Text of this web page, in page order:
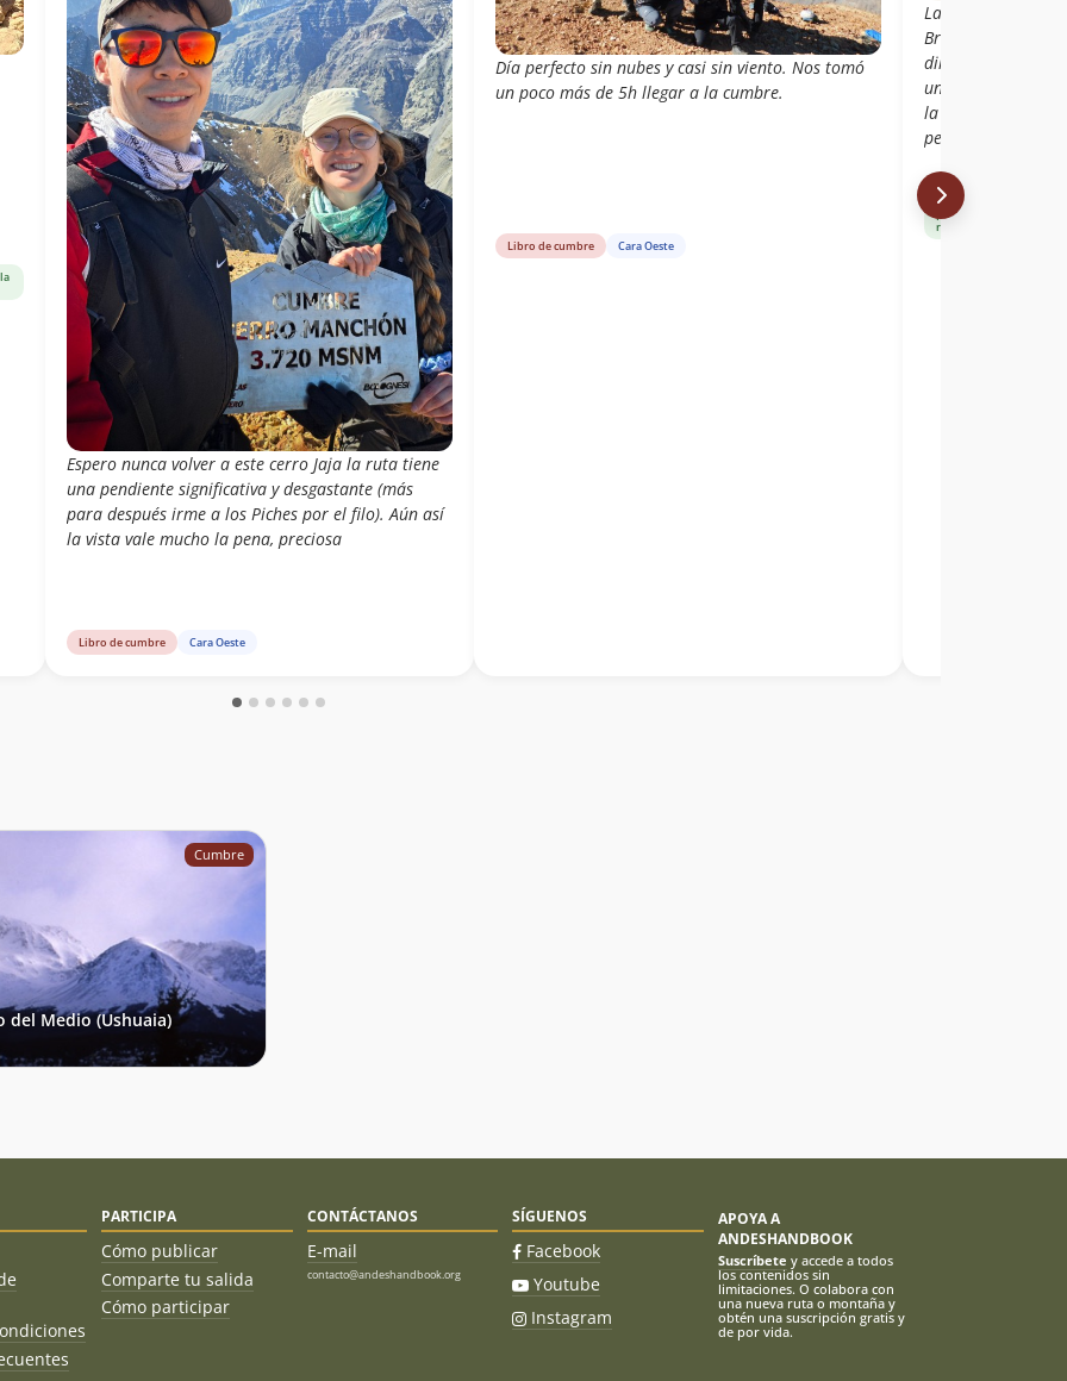
Espero nunca volver a este cerro Jaja la ruta tiene
una pendiente significativa y desgastante (más
para después irme a los Piches por el filo). Aún así
la vista vale mucho la pena, preciosa
Libro de cumbre Cara Oeste
Día perfecto sin nubes y casi sin viento. Nos tomó
un poco más de 5h llegar a la cumbre.
Libro de cumbre Cara Oeste
La ruta se parte
Bronce, se cruza
dirección de la
un sendero que
la cara oeste,
pendiente, pero
Libro de cumbre
Ruta que parte desde
ruta cara oeste
Cumbre
del Medio (Ushuaia)
PARTICIPA
Cómo publicar
Comparte tu salida
Cómo participar
CONTÁCTANOS
E-mail
contacto@andeshandbook.org
SÍGUENOS
Facebook
Youtube
Instagram
APOYA A
ANDESHANDBOOK
Suscríbete y accede a todos
los contenidos sin
limitaciones. O colabora con
una nueva ruta o montaña y
obtén una suscripción gratis y
de por vida.